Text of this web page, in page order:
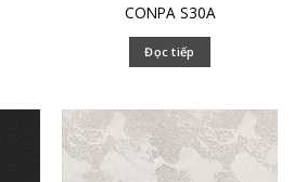
CONPA S30A
Đọc tiếp